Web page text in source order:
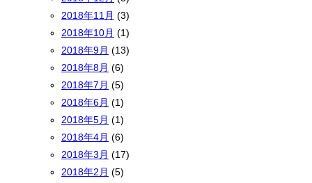
2018年11月 (3)
2018年10月 (1)
2018年9月 (13)
2018年8月 (6)
2018年7月 (5)
2018年6月 (1)
2018年5月 (1)
2018年4月 (6)
2018年3月 (17)
2018年2月 (5)